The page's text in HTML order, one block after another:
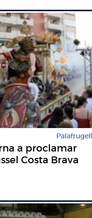
Palafrugell
a proclamar
Costa Brava